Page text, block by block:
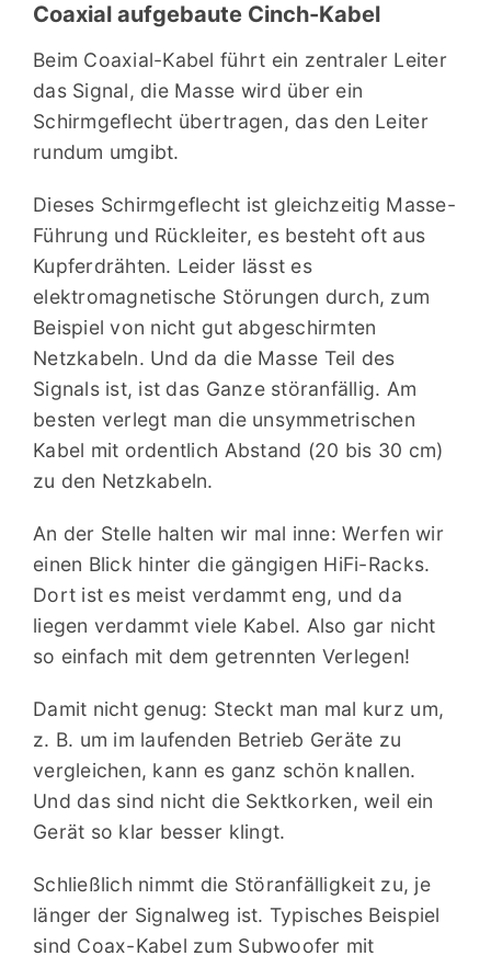
Coaxial aufgebaute Cinch-Kabel
Beim Coaxial-Kabel führt ein zentraler Leiter
das Signal, die Masse wird über ein
Schirmgeflecht übertragen, das den Leiter
rundum umgibt.
Dieses Schirmgeflecht ist gleichzeitig Masse-
Führung und Rückleiter, es besteht oft aus
Kupferdrähten. Leider lässt es
elektromagnetische Störungen durch, zum
Beispiel von nicht gut abgeschirmten
Netzkabeln. Und da die Masse Teil des
Signals ist, ist das Ganze störanfällig. Am
besten verlegt man die unsymmetrischen
Kabel mit ordentlich Abstand (20 bis 30 cm)
zu den Netzkabeln.
An der Stelle halten wir mal inne: Werfen wir
einen Blick hinter die gängigen HiFi-Racks.
Dort ist es meist verdammt eng, und da
liegen verdammt viele Kabel. Also gar nicht
so einfach mit dem getrennten Verlegen!
Damit nicht genug: Steckt man mal kurz um,
z. B. um im laufenden Betrieb Geräte zu
vergleichen, kann es ganz schön knallen.
Und das sind nicht die Sektkorken, weil ein
Gerät so klar besser klingt.
Schließlich nimmt die Störanfälligkeit zu, je
länger der Signalweg ist. Typisches Beispiel
sind Coax-Kabel zum Subwoofer mit